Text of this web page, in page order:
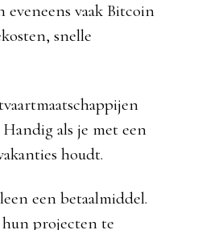
vaak Bitcoin
snelle
als je met een
houdt.
een betaalmiddel.
projecten te